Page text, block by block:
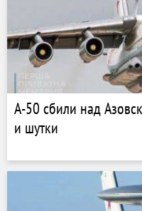
А-50 сбили над
и шутки